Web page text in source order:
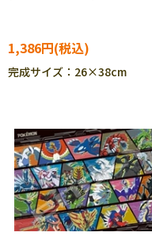
1,386円
完成サイズ：26×38cm